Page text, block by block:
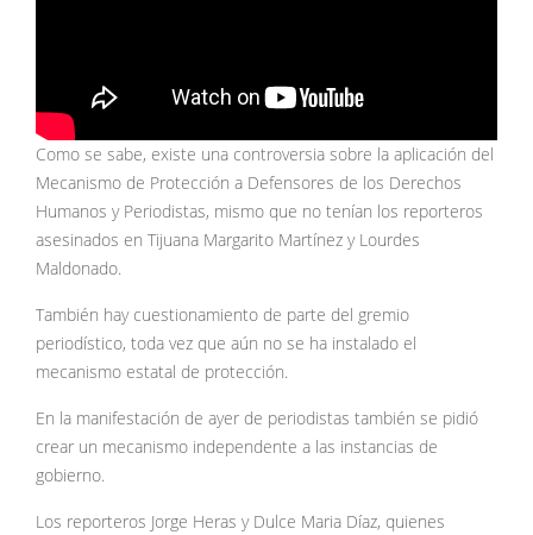
Como se sabe, existe una controversia sobre la aplicación del
Mecanismo de Protección a Defensores de los Derechos
Humanos y Periodistas, mismo que no tenían los reporteros
asesinados en Tijuana Margarito Martínez y Lourdes
Maldonado.
También hay cuestionamiento de parte del gremio
periodístico, toda vez que aún no se ha instalado el
mecanismo estatal de protección.
En la manifestación de ayer de periodistas también se pidió
crear un mecanismo independente a las instancias de
gobierno.
Los reporteros Jorge Heras y Dulce Maria Díaz, quienes